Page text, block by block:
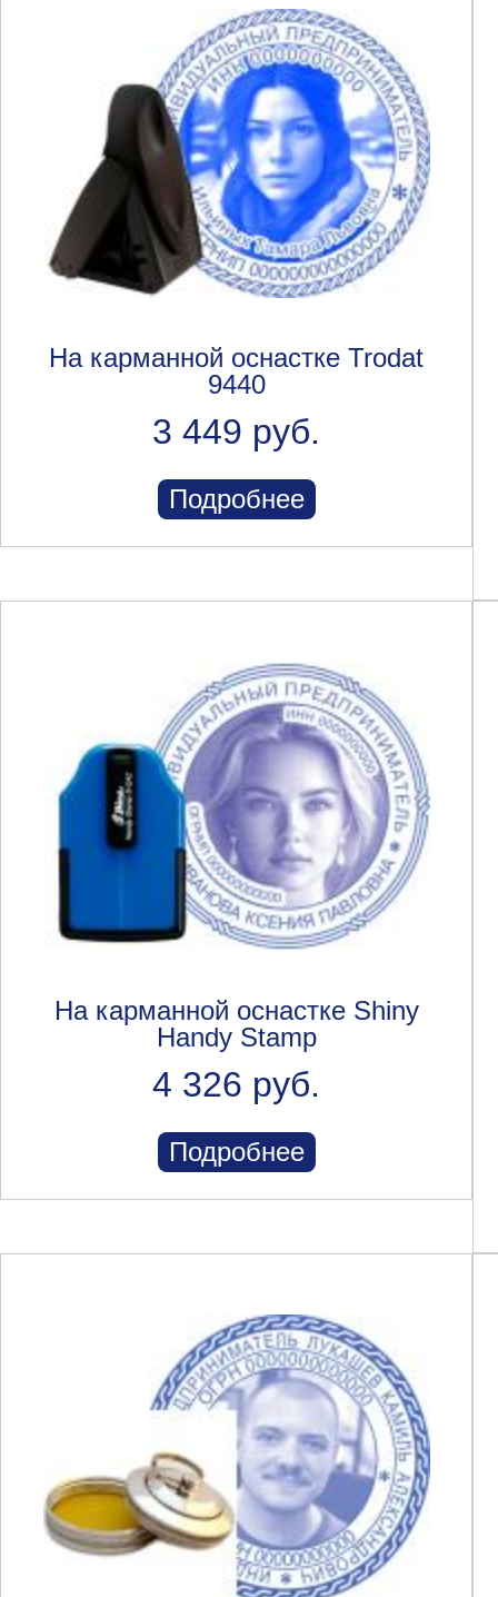
На карманной оснастке Trodat
9440
3 449 руб.
Подробнее
На карманной оснастке Shiny
Handy Stamp
4 326 руб.
Подробнее